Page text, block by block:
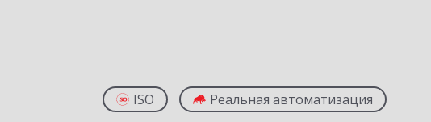
ISO Реальная автоматизация